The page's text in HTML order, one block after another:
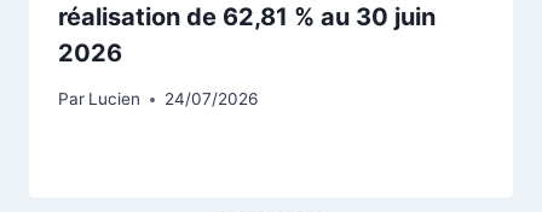
réalisation de 62,81 % au 30 juin
2026
Par Lucien 24/07/2026